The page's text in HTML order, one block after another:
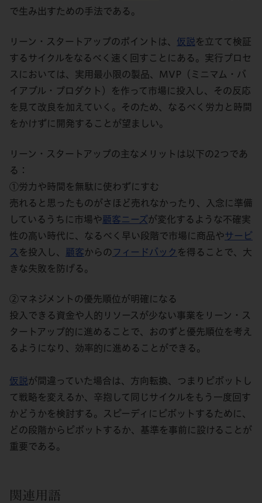
で生み出すための手法である。
リーン・スタートアップのポイントは、 仮説 を立てて検証
するサイクルをなるべく速く回すことにある。実行プロセ
スにおいては、実用最小限の製品、MVP（ミニマム・バ
イアブル・プロダクト）を作って市場に投入し、その反応
を見て改良を加えていく。そのため、なるべく労力と時間
をかけずに開発することが望ましい。
リーン・スタートアップの主なメリットは以下の2つであ
る：
①労力や時間を無駄に使わずにすむ
売れると思ったものがさほど売れなかったり、入念に準備
しているうちに市場や顧客 ニーズが変化するような不確実
性の高い時代に、なるべく早い段階で市場に商品やサービ
ス を投入し、 顧客からの フィードバック を得ることで、大
きな失敗を防げる。
②マネジメントの優先順位が明確になる
投入できる資金や人的リソースが少ない事業をリーン・ス
タートアップ的に進めることで、おのずと優先順位を考え
るようになり、効率的に進めることができる。
仮説 が間違っていた場合は、方向転換、つまりピボットし
て戦略を変えるか、辛抱して同じサイクルをもう一度回す
かどうかを検討する。スピーディにピボットするために、
どの段階からピボットするか、基準を事前に設けることが
重要である。
関連用語